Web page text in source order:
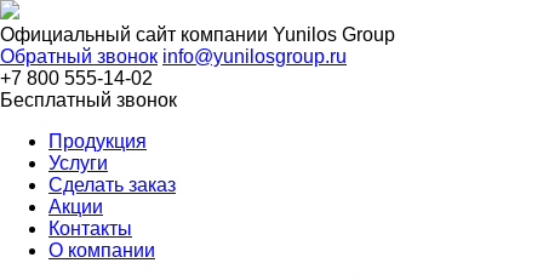
Официальный сайт компании Yunilos Group
Обратный звонок info@yunilosgroup.ru
+7 800 555-14-02
Бесплатный звонок
Продукция
Услуги
Сделать заказ
Акции
Контакты
О компании